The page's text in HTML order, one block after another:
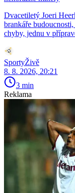
Dvacetiletý Joeri
brankáře
chyby, jednu v
SportyŽivě
8. 8. 2026, 20:21
3 min
Reklama